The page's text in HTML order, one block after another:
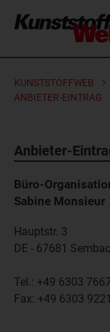
KUNSTSTOFFWEB
ANBIETER-EINTRAG
Anbieter-
Büro-
Sabine Monsieur
Hauptstr. 3
DE - 67681
Tel.: +49 6303 7667
Fax: +49 6303